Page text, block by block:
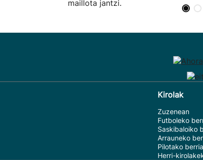
maillota jantzi.
Kirolak
Zuzenean
Futboleko
Saskibaloiko
Arrauneko
Pilotako
Herri-